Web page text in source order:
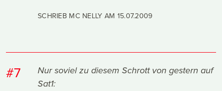
SCHRIEB MC NELLY AM 15.07.2009
#7
Nur soviel zu diesem Schrott von gestern auf
Sat1: